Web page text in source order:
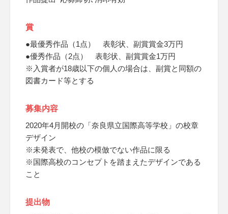
賞
●最優秀作品（1点） 表彰状、副賞賞金3万円
●優秀作品（2点） 表彰状、副賞賞金1万円
※入賞者が18歳以下の個人の場合は、副賞と同額の
図書カード等とする
募集内容
2020年4月開校の「奈良県立国際高等学校」の校章
デザイン
※未発表で、他校の模倣でない作品に限る
※国際高校のコンセプトを踏まえたデザインである
こと
提出物